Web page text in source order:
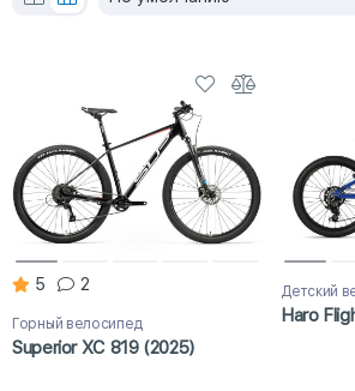
5 2
Горный велосипед
Superior XC 819 (2025)
Детский
Haro